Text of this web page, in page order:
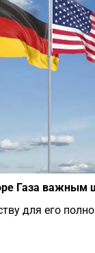
Газа важным
для его